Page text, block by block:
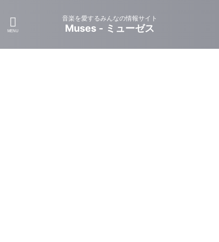
音楽を愛するみんなの情報サイト
Muses - ミューゼス